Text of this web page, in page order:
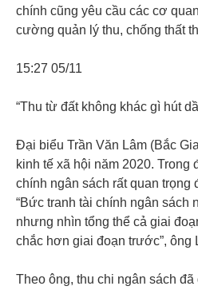
chính cũng yêu cầu các cơ
cường quản lý thu, chống thất
15:27 05/11
“Thu từ đất không khác gì hút
Đại biểu Trần Văn Lâm (Bắc
kinh tế xã hội năm 2020. Trong
chính ngân sách rất quan trọng
“Bức tranh tài chính ngân sách
nhưng nhìn tổng thể cả giai
chắc hơn giai đoạn trước”, ông
Theo ông, thu chi ngân sách